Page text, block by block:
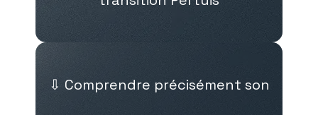
⇩ Comprendre précisément son